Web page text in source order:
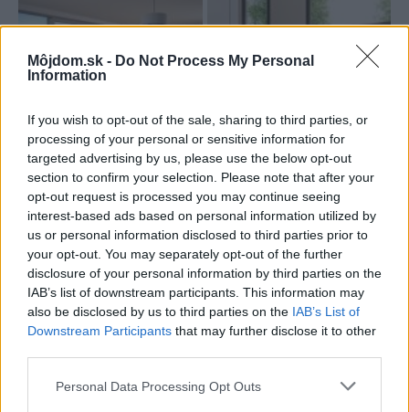
Môjdom.sk - Do Not Process My Personal
Information
If you wish to opt-out of the sale, sharing to third parties, or
processing of your personal or sensitive information for
targeted advertising by us, please use the below opt-out
section to confirm your selection. Please note that after your
opt-out request is processed you may continue seeing
interest-based ads based on personal information utilized by
us or personal information disclosed to third parties prior to
your opt-out. You may separately opt-out of the further
disclosure of your personal information by third parties on the
IAB’s list of downstream participants. This information may
also be disclosed by us to third parties on the IAB’s List of
Downstream Participants that may further disclose it to other
Please note that this website/app uses one or more Google
Personal Data Processing Opt Outs